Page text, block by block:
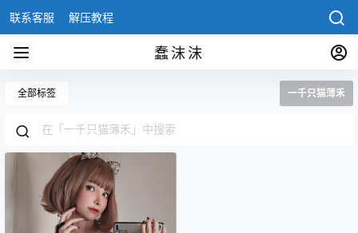
联系客服 解压教程
蠢沫沫
全部标签 一千只猫薄禾